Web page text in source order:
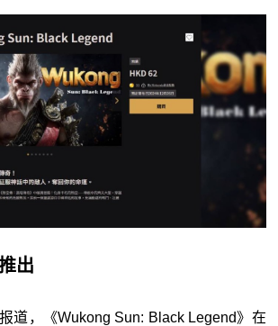
出
道，《Wukong Sun: Black Legend》在